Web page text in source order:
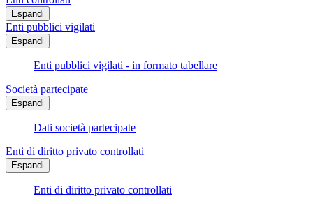
Espandi
Enti pubblici vigilati
Espandi
Enti pubblici vigilati - in formato tabellare
Società partecipate
Espandi
Dati società partecipate
Enti di diritto privato controllati
Espandi
Enti di diritto privato controllati